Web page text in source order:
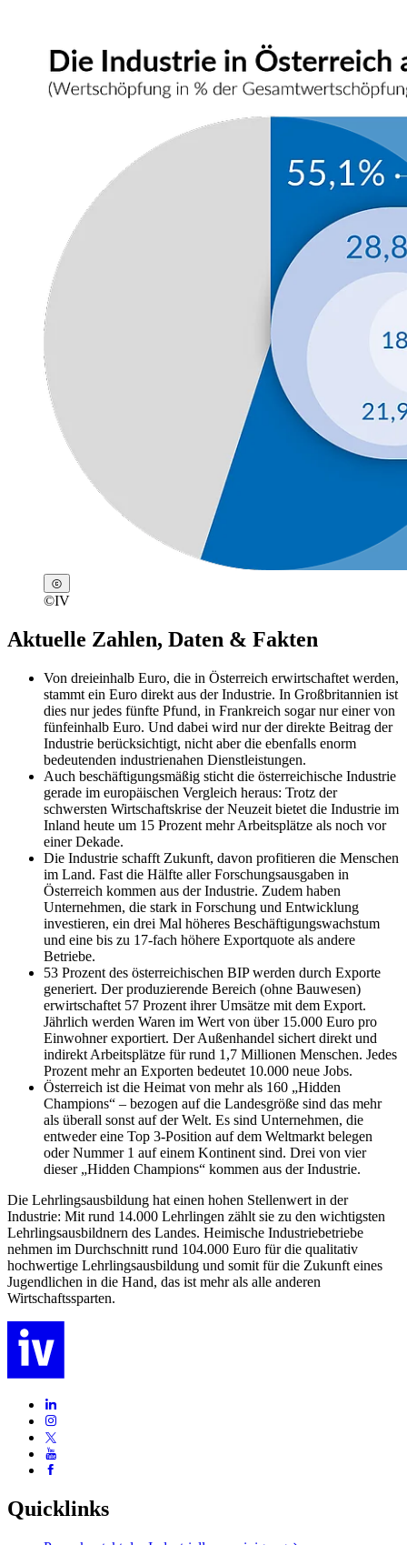
©IV
Aktuelle Zahlen, Daten & Fakten
Von dreieinhalb Euro, die in Österreich erwirtschaftet werden,
stammt ein Euro direkt aus der Industrie. In Großbritannien ist
dies nur jedes fünfte Pfund, in Frankreich sogar nur einer von
fünfeinhalb Euro. Und dabei wird nur der direkte Beitrag der
Industrie berücksichtigt, nicht aber die ebenfalls enorm
bedeutenden industrienahen Dienstleistungen.
Auch beschäftigungsmäßig sticht die österreichische Industrie
gerade im europäischen Vergleich heraus: Trotz der
schwersten Wirtschaftskrise der Neuzeit bietet die Industrie im
Inland heute um 15 Prozent mehr Arbeitsplätze als noch vor
einer Dekade.
Die Industrie schafft Zukunft, davon profitieren die Menschen
im Land. Fast die Hälfte aller Forschungsausgaben in
Österreich kommen aus der Industrie. Zudem haben
Unternehmen, die stark in Forschung und Entwicklung
investieren, ein drei Mal höheres Beschäftigungswachstum
und eine bis zu 17-fach höhere Exportquote als andere
Betriebe.
53 Prozent des österreichischen BIP werden durch Exporte
generiert. Der produzierende Bereich (ohne Bauwesen)
erwirtschaftet 57 Prozent ihrer Umsätze mit dem Export.
Jährlich werden Waren im Wert von über 15.000 Euro pro
Einwohner exportiert. Der Außenhandel sichert direkt und
indirekt Arbeitsplätze für rund 1,7 Millionen Menschen. Jedes
Prozent mehr an Exporten bedeutet 10.000 neue Jobs.
Österreich ist die Heimat von mehr als 160 „Hidden
Champions“ – bezogen auf die Landesgröße sind das mehr
als überall sonst auf der Welt. Es sind Unternehmen, die
entweder eine Top 3-Position auf dem Weltmarkt belegen
oder Nummer 1 auf einem Kontinent sind. Drei von vier
dieser „Hidden Champions“ kommen aus der Industrie.
Die Lehrlingsausbildung hat einen hohen Stellenwert in der
Industrie: Mit rund 14.000 Lehrlingen zählt sie zu den wichtigsten
Lehrlingsausbildnern des Landes. Heimische Industriebetriebe
nehmen im Durchschnitt rund 104.000 Euro für die qualitativ
hochwertige Lehrlingsausbildung und somit für die Zukunft eines
Jugendlichen in die Hand, das ist mehr als alle anderen
Wirtschaftssparten.
Quicklinks